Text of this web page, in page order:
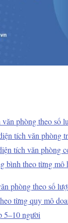
phòng theo số
tích văn phòng
tích văn phòng
bình theo từng mô
phòng theo số
từng quy mô
5–10 người